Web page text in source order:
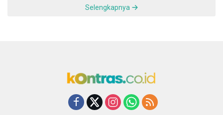
Selengkapnya